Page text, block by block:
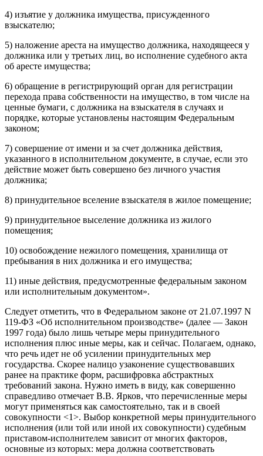
4) изъятие у должника имущества, присужденного
взыскателю;
5) наложение ареста на имущество должника, находящееся у
должника или у третьих лиц, во исполнение судебного акта
об аресте имущества;
6) обращение в регистрирующий орган для регистрации
перехода права собственности на имущество, в том числе на
ценные бумаги, с должника на взыскателя в случаях и
порядке, которые установлены настоящим Федеральным
законом;
7) совершение от имени и за счет должника действия,
указанного в исполнительном документе, в случае, если это
действие может быть совершено без личного участия
должника;
8) принудительное вселение взыскателя в жилое помещение;
9) принудительное выселение должника из жилого
помещения;
10) освобождение нежилого помещения, хранилища от
пребывания в них должника и его имущества;
11) иные действия, предусмотренные федеральным законом
или исполнительным документом».
Следует отметить, что в Федеральном законе от 21.07.1997 N
119-ФЗ «Об исполнительном производстве» (далее — Закон
1997 года) было лишь четыре меры принудительного
исполнения плюс иные меры, как и сейчас. Полагаем, однако,
что речь идет не об усилении принудительных мер
государства. Скорее налицо узаконение существовавших
ранее на практике форм, расшифровка абстрактных
требований закона. Нужно иметь в виду, как совершенно
справедливо отмечает В.В. Ярков, что перечисленные меры
могут применяться как самостоятельно, так и в своей
совокупности <1>. Выбор конкретной меры принудительного
исполнения (или той или иной их совокупности) судебным
приставом-исполнителем зависит от многих факторов,
основные из которых: мера должна соответствовать